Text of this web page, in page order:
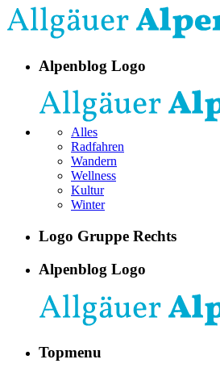
Alpenblog Logo
Alles
Radfahren
Wandern
Wellness
Kultur
Winter
Logo Gruppe Rechts
Alpenblog Logo
Topmenu